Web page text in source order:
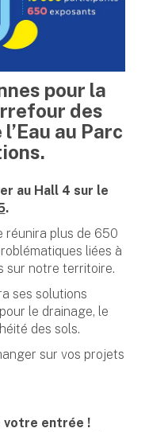
pour la
des
au Parc
au Hall 4 sur le
.
réunira plus de 650
liées à
sur notre territoire.
ses solutions
le drainage, le
des sols.
sur vos projets
votre entrée !